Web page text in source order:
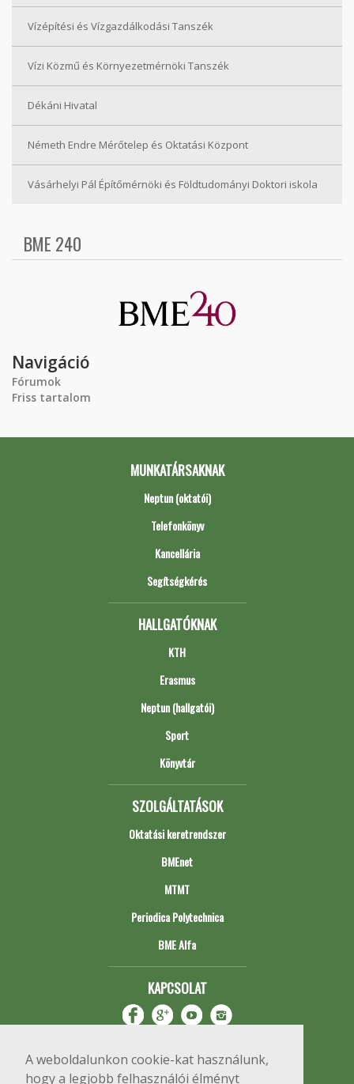
A weboldalunkon cookie-kat használunk,
hogy a legjobb felhasználói élményt
Vízépítési és Vízgazdálkodási Tanszék
Vízi Közmű és Környezetmérnöki Tanszék
Dékáni Hivatal
Németh Endre Mérőtelep és Oktatási Központ
Vásárhelyi Pál Építőmérnöki és Földtudományi Doktori iskola
BME 240
Navigáció
Fórumok
Friss tartalom
MUNKATÁRSAKNAK
Neptun (oktatói)
Telefonkönyv
Kancellária
Segítségkérés
HALLGATÓKNAK
KTH
Erasmus
Neptun (hallgatói)
Sport
Könyvtár
SZOLGÁLTATÁSOK
Oktatási keretrendszer
BMEnet
MTMT
Periodica Polytechnica
BME Alfa
KAPCSOLAT